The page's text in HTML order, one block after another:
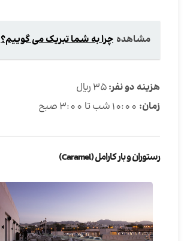
مشاهده چرا به شما تبریک می گوییم؟
هزینه دو نفر:
زمان:
رستوران و بار کارامل (Caramel)